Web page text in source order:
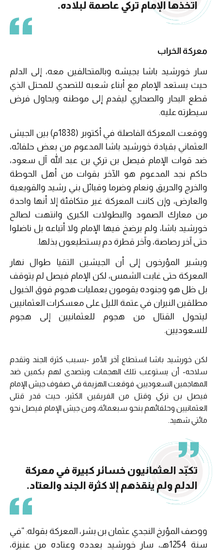
اتخذها الإمام تركي عاصمة لبلاده.
معركة الخراب
سار خورشيد باشا بجيشه وبالمتحالفين معه، إلى الدلم
حيث يستعد الإمام مع أبناء شعبه للتصدي للمحتل الذي
قطع البحار والصحاري ليقدم إلى موطنه ويحاول فرض
سيطرته عليه.
ووقعت المعركة الفاصلة في أكتوبر (1838م) بين الجيش
العثماني بقيادة خورشيد باشا المدعوم من بعض حلفائه،
ضد قوات الإمام فيصل بن تركي بن عبد الله آل سعود،
حاكم نجد المدعوم هو الآخر بقوات من أهل الحوطة
والخرج والحريق ونعام وضرما وقبائل بني رشيد والقويعية
والعارض، وإن كانت المعركة غير متكافئة إلا أنها واحدة
من معارك الصمود والبطولات الكبرى وانتهت لصالح
خورشيد باشا، ولم يرضخ فيها الإمام ولا أتباعه بل ناضلوا
حتى آخر رصاصة، وآخر قطرة دم يستطيعون بذلها.
ويشير المؤرخون إلى أن الجيشين التقيا طوال نهار
المعركة حتى غابت الشمس، لكن الإمام فيصل لم يتوقف
بل ظل هو وجنوده يقومون بعمليات هجوم فوق الخيول
مطلقين النيران في عتمة الليل على معسكرات العثمانيين
ليتحول القتال من هجوم للعثمانيين إلى هجوم
للسعوديين.
لكن خورشيد باشا استطاع آخر الأمر -بسبب كثرة الجند وتقدم
سلاحه- أن يستوعب تلك الهجمات ويتصدى لهم بكمين ضد
المهاجمين السعوديين، فوقعت الهزيمة في صفوف جيش الإمام
فيصل بن تركي وقتل من الفريقين الكثير، حيث قدر قتلى
العثمانيين وحلفائهم بنحو سبعمائة، ومن جيش الإمام فيصل نحو
مائتي شهيد.
تكبّد العثمانيون خسائر كبيرة في معركة
الدلم ولم ينقذهم إلا كثرة الجند والعتاد.
ووصف المؤرخ النجدي عثمان بن بشر، المعركة بقوله: “في
سنة 1254هـ، سار خورشيد بعدده وعتاده من عنيزة،